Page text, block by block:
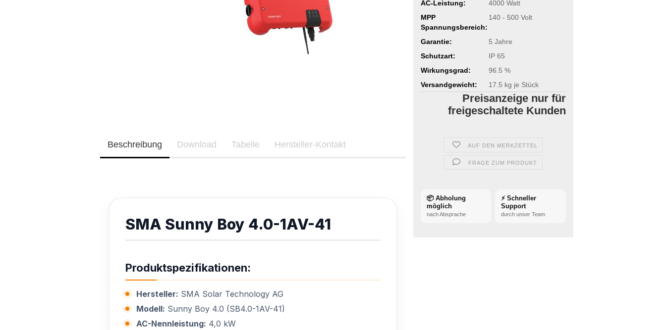
AC-Leistung:
4000 Watt
MPP
Spannungsbereich:
140 - 500 Volt
Garantie:
5 Jahre
Schutzart:
IP 65
Wirkungsgrad:
96.5 %
Versandgewicht:
17.5 kg je Stück
Preisanzeige nur für
freigeschaltete Kunden
AUF DEN MERKZETTEL
FRAGE ZUM PRODUKT
📦 Abholung
möglich
nach Absprache
⚡ Schneller
Support
durch unser Team
Beschreibung Download Tabelle Hersteller-Kontakt
SMA Sunny Boy 4.0-1AV-41
Produktspezifikationen:
Hersteller: SMA Solar Technology AG
Modell: Sunny Boy 4.0 (SB4.0-1AV-41)
AC-Nennleistung: 4,0 kW